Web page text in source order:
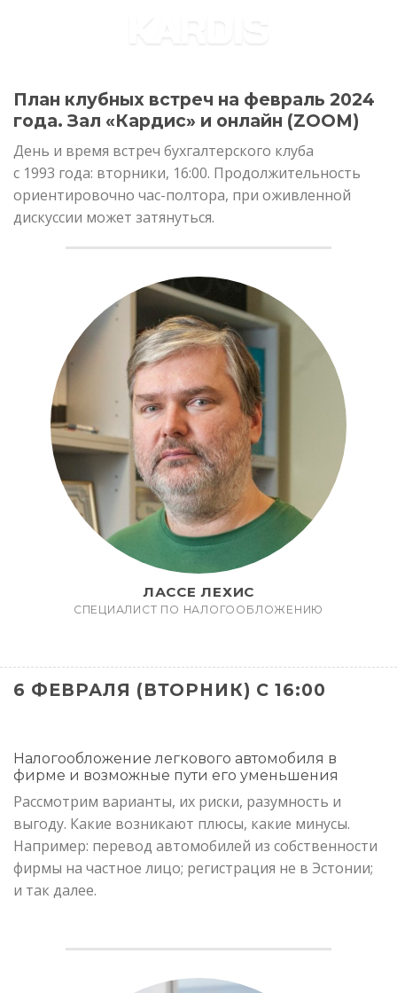
План клубных встреч на февраль 2024
года. Зал «Кардис» и онлайн (ZOOM)
День и время встреч бухгалтерского клуба
с 1993 года: вторники, 16:00. Продолжительность
ориентировочно час-полтора, при оживленной
дискуссии может затянуться.
ЛАССЕ ЛЕХИС
СПЕЦИАЛИСТ ПО НАЛОГООБЛОЖЕНИЮ
6 ФЕВРАЛЯ (ВТОРНИК) С 16:00
Налогообложение легкового автомобиля в
фирме и возможные пути его уменьшения
Рассмотрим варианты, их риски, разумность и
выгоду. Какие возникают плюсы, какие минусы.
Например: перевод автомобилей из собственности
фирмы на частное лицо; регистрация не в Эстонии;
и так далее.